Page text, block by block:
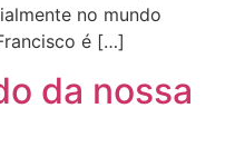
no mundo
é […]
da nossa